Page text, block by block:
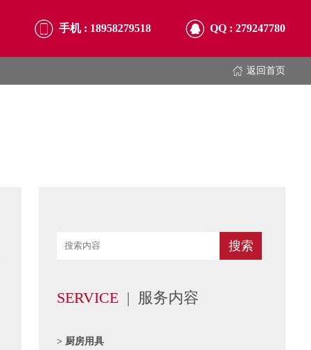
手机 : 18958279518 QQ : 279247780
返回首页
SERVICE| 服务内容
> 厨房用具